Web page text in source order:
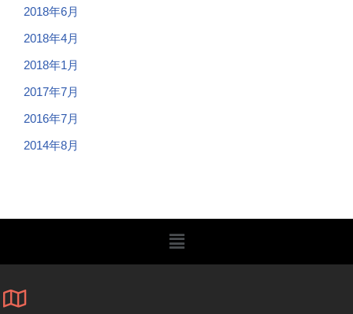
2018年6月
2018年4月
2018年1月
2017年7月
2016年7月
2014年8月